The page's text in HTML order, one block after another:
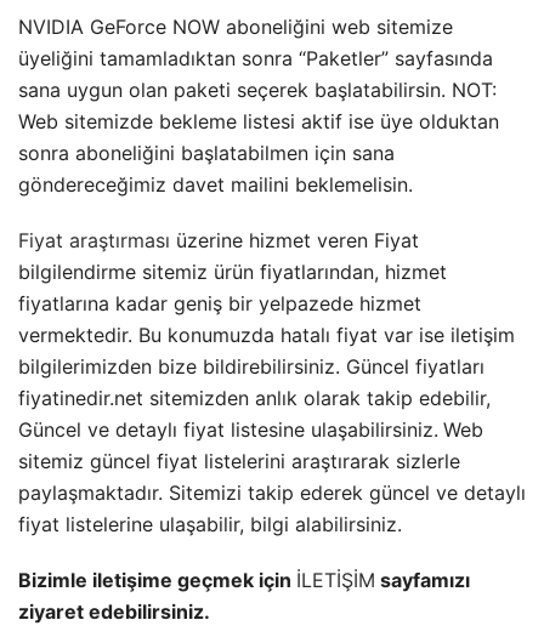
NVIDIA GeForce NOW aboneliğini web sitemize
üyeliğini tamamladıktan sonra “Paketler” sayfasında
sana uygun olan paketi seçerek başlatabilirsin. NOT:
Web sitemizde bekleme listesi aktif ise üye olduktan
sonra aboneliğini başlatabilmen için sana
göndereceğimiz davet mailini beklemelisin.
Fiyat araştırması üzerine hizmet veren Fiyat
bilgilendirme sitemiz ürün fiyatlarından, hizmet
fiyatlarına kadar geniş bir yelpazede hizmet
vermektedir. Bu konumuzda hatalı fiyat var ise iletişim
bilgilerimizden bize bildirebilirsiniz. Güncel fiyatları
fiyatinedir.net sitemizden anlık olarak takip edebilir,
Güncel ve detaylı fiyat listesine ulaşabilirsiniz. Web
sitemiz güncel fiyat listelerini araştırarak sizlerle
paylaşmaktadır. Sitemizi takip ederek güncel ve detaylı
fiyat listelerine ulaşabilir, bilgi alabilirsiniz.
Bizimle iletişime geçmek için İLETİŞİM sayfamızı
ziyaret edebilirsiniz.